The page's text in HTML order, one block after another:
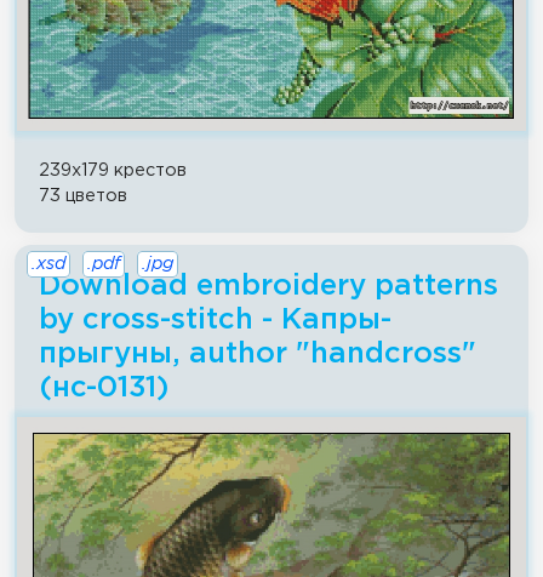
239x179 крестов
73 цветов
Download embroidery patterns
by cross-stitch - Капры-
прыгуны, author "handcross"
(нс-0131)
.xsd .pdf .jpg